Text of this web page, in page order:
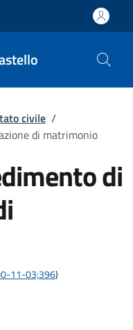
civile /
di matrimonio
di
11-03;396)